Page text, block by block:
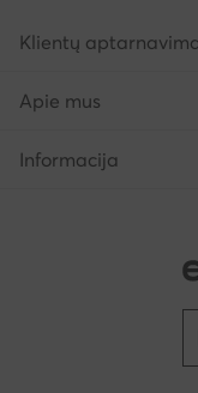
Klientų
Apie mus
Informacija